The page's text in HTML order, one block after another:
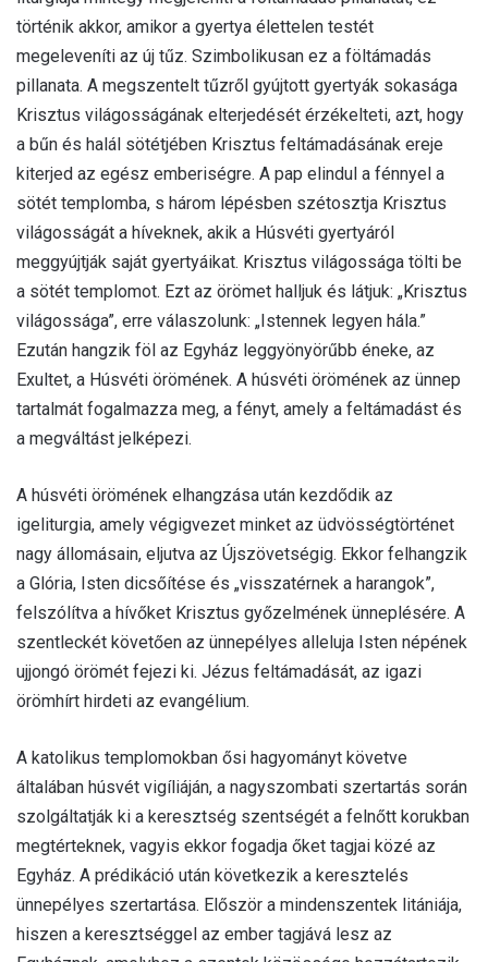
történik akkor, amikor a gyertya élettelen testét
megeleveníti az új tűz. Szimbolikusan ez a föltámadás
pillanata. A megszentelt tűzről gyújtott gyertyák sokasága
Krisztus világosságának elterjedését érzékelteti, azt, hogy
a bűn és halál sötétjében Krisztus feltámadásának ereje
kiterjed az egész emberiségre. A pap elindul a fénnyel a
sötét templomba, s három lépésben szétosztja Krisztus
világosságát a híveknek, akik a Húsvéti gyertyáról
meggyújtják saját gyertyáikat. Krisztus világossága tölti be
a sötét templomot. Ezt az örömet halljuk és látjuk: „Krisztus
világossága”, erre válaszolunk: „Istennek legyen hála.”
Ezután hangzik föl az Egyház leggyönyörűbb éneke, az
Exultet, a Húsvéti örömének. A húsvéti örömének az ünnep
tartalmát fogalmazza meg, a fényt, amely a feltámadást és
a megváltást jelképezi.
A húsvéti örömének elhangzása után kezdődik az
igeliturgia, amely végigvezet minket az üdvösségtörténet
nagy állomásain, eljutva az Újszövetségig. Ekkor felhangzik
a Glória, Isten dicsőítése és „visszatérnek a harangok”,
felszólítva a hívőket Krisztus győzelmének ünneplésére. A
szentleckét követően az ünnepélyes alleluja Isten népének
ujjongó örömét fejezi ki. Jézus feltámadását, az igazi
örömhírt hirdeti az evangélium.
A katolikus templomokban ősi hagyományt követve
általában húsvét vigíliáján, a nagyszombati szertartás során
szolgáltatják ki a keresztség szentségét a felnőtt korukban
megtérteknek, vagyis ekkor fogadja őket tagjai közé az
Egyház. A prédikáció után következik a keresztelés
ünnepélyes szertartása. Először a mindenszentek litániája,
hiszen a keresztséggel az ember tagjává lesz az